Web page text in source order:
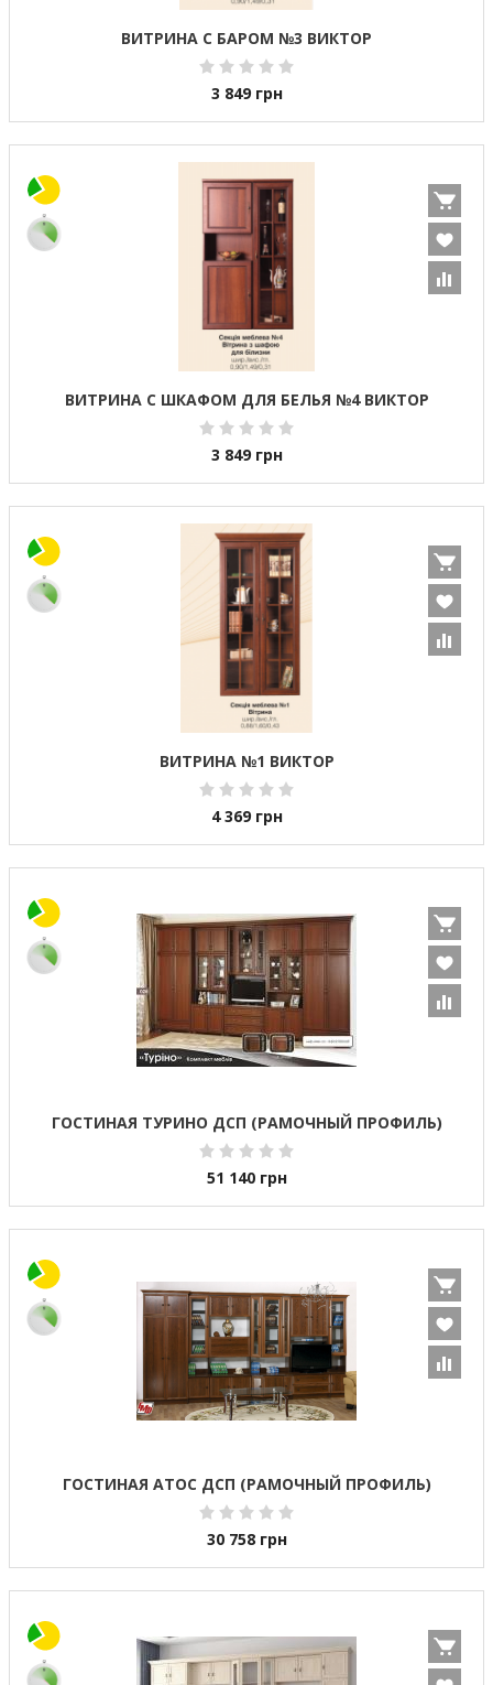
ВИТРИНА С БАРОМ №3 ВИКТОР
3 849 грн
ВИТРИНА С ШКАФОМ ДЛЯ БЕЛЬЯ №4 ВИКТОР
3 849 грн
ВИТРИНА №1 ВИКТОР
4 369 грн
ГОСТИНАЯ ТУРИНО ДСП (РАМОЧНЫЙ ПРОФИЛЬ)
51 140 грн
ГОСТИНАЯ АТОС ДСП (РАМОЧНЫЙ ПРОФИЛЬ)
30 758 грн